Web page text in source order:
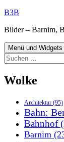
Zum
springen
B3B
Bilder – Barnim,
Menü und Widgets
Suchen
nach:
Wolke
Architektur (95)
Bahn:
Bahnhof
Barnim